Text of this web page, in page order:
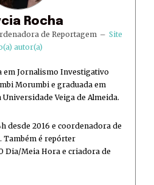
Rocha
de Reportagem – Site
autor(a)
em Jornalismo Investigativo
Morumbi e graduada em
Universidade Veiga de Almeida.
desde 2016 e coordenadora de
Também é repórter
Dia/Meia Hora e criadora de